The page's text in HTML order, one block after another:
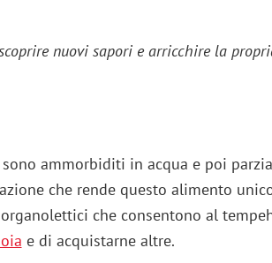
nuovi sapori e arricchire la
sono ammorbiditi in acqua e poi
che rende questo alimento
che consentono al
e di acquistarne altre.